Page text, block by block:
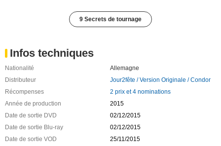
9 Secrets de tournage
Infos techniques
Nationalité
Allemagne
Distributeur
Jour2fête / Version Originale / Condor
Récompenses
2 prix et 4 nominations
Année de production
2015
Date de sortie DVD
02/12/2015
Date de sortie Blu-ray
02/12/2015
Date de sortie VOD
25/11/2015